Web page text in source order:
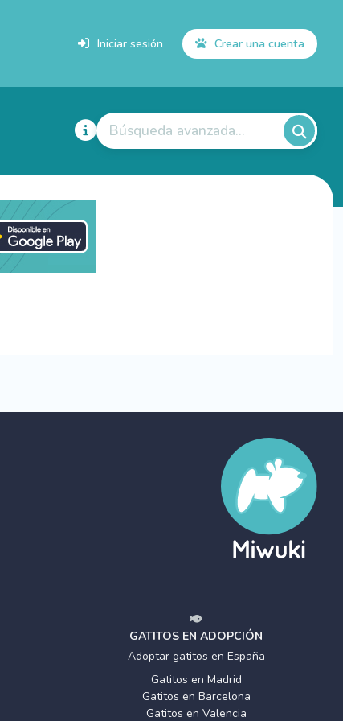
Iniciar sesión Crear una cuenta
Búsqueda avanzada...
GATITOS EN ADOPCIÓN
Adoptar gatitos en España
Gatitos en Madrid
Gatitos en Barcelona
Gatitos en Valencia